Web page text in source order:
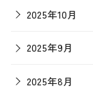
2025年10月
2025年9月
2025年8月